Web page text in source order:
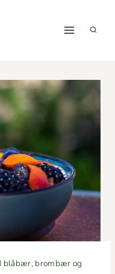
blåbær, brombær og